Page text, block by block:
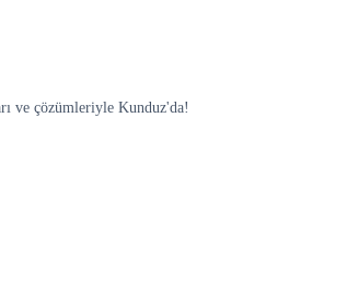
ve çözümleriyle Kunduz'da!